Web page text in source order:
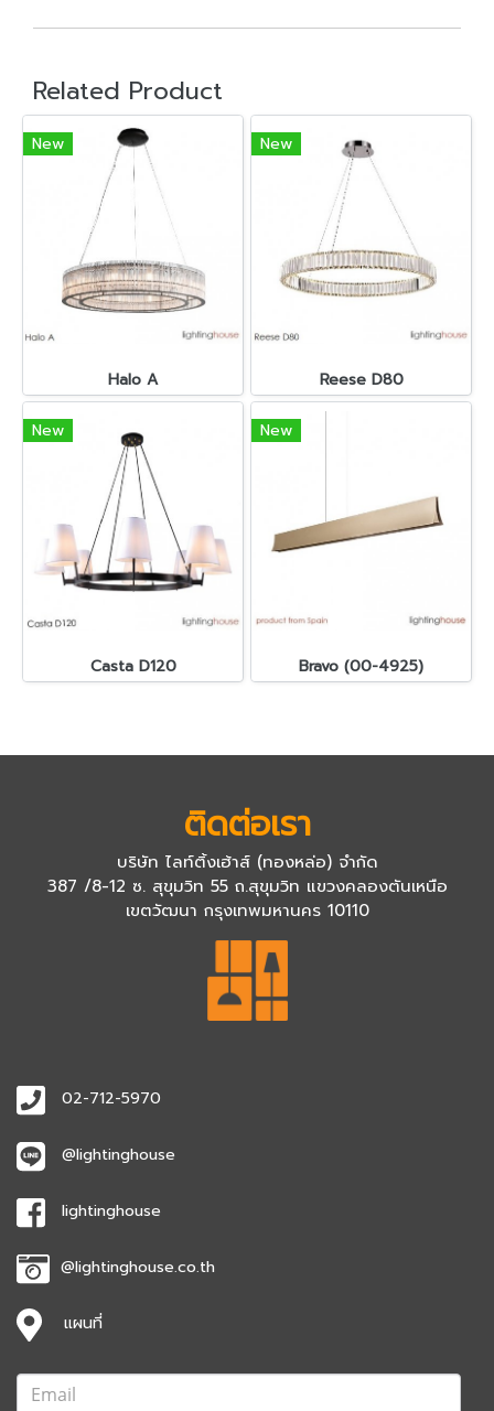
Related Product
New
Halo A
New
Reese D80
New
Casta D120
New
Bravo (00-4925)
ติดต่อเรา
บริษัท ไลท์ติ้งเฮ้าส์ (ทองหล่อ) จำกัด
387 /8-12 ซ. สุขุมวิท 55 ถ.สุขุมวิท แขวงคลองตันเหนือ
เขตวัฒนา กรุงเทพมหานคร 10110
02-712-5970
@lightinghouse
lightinghouse
@lightinghouse.co.th
แผนที่